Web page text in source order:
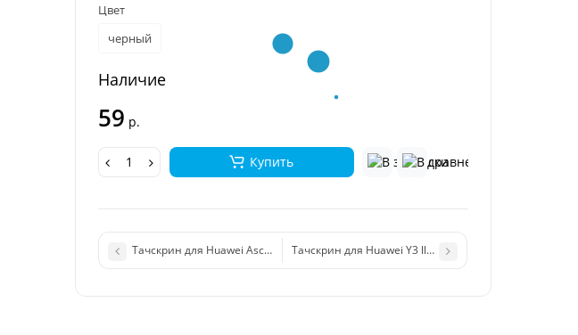
Цвет
черный
Наличие
59 р.
Купить
Тачскрин для Huawei Ascend Y600 whiteТачскрин для Huawei Y3 ll (3G) (белый)